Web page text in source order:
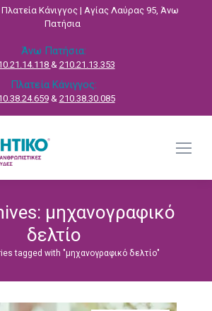
Πλατεία Κάνιγγος | Αγίας Λαύρας 95, Άνω
Πατήσια
Άνω Πατήσια:
& 210.21.13.353
Πλατεία Κάνιγγος:
& 210.38.30.085
μηχανογραφικό
δελτίο
tagged with "μηχανογραφικό δελτίο"